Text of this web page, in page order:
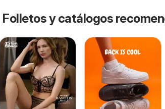
Folletos y catálogos